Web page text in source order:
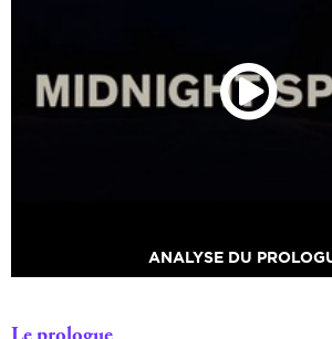
ANALYSE DU